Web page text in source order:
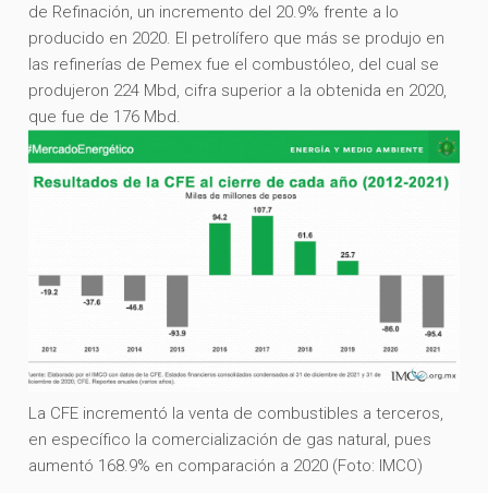
de Refinación, un incremento del 20.9% frente a lo
producido en 2020. El petrolífero que más se produjo en
las refinerías de Pemex fue el combustóleo, del cual se
produjeron 224 Mbd, cifra superior a la obtenida en 2020,
que fue de 176 Mbd.
La CFE incrementó la venta de combustibles a terceros,
en específico la comercialización de gas natural, pues
aumentó 168.9% en comparación a 2020 (Foto: IMCO)